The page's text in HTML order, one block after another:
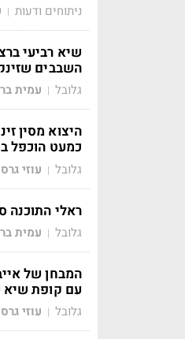
ניתוחים ודעות |
שיא רביעי
השבבים שזינקה 414% מתחילת
גלובל | עמית בר
כמעט הוכפל
גלובל | עוזי
ראלי התוכנה
גלובל | עמית בר
המבחן של
עם קופת שיא של 397
גלובל | עוזי